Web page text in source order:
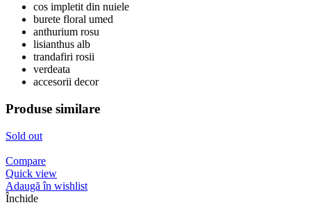
cos impletit din nuiele
burete floral umed
anthurium rosu
lisianthus alb
trandafiri rosii
verdeata
accesorii decor
Produse similare
Sold out
Compare
Quick view
Adaugă în wishlist
Închide